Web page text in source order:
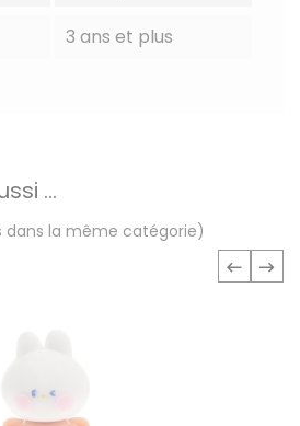
3 ans et plus
...
dans la même catégorie)